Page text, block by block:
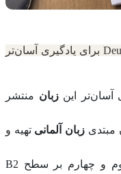
در بخش آموزش زبان آلمانی مجموعه‌ای به نام Deutschtrainer برای یادگیری آسان‌تر
زبانمنتشر
زبان آلمانی تهیه و
بخش اول و دوم بر سطوح A1 و A2 (مبتدی) تمرکز دارد و بخش‌های سوم و چهارم بر سطح B2